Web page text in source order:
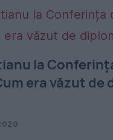
la
era văzut